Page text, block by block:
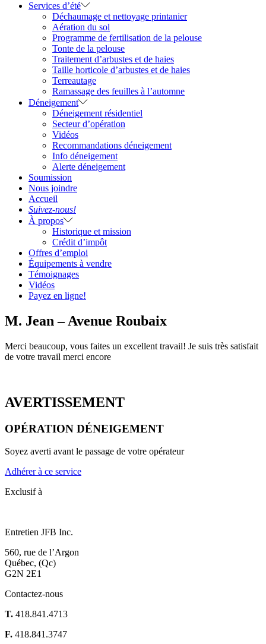
Services d’été
Déchaumage et nettoyage printanier
Aération du sol
Programme de fertilisation de la pelouse
Tonte de la pelouse
Traitement d’arbustes et de haies
Taille horticole d’arbustes et de haies
Terreautage
Ramassage des feuilles à l’automne
Déneigement
Déneigement résidentiel
Secteur d’opération
Vidéos
Recommandations déneigement
Info déneigement
Alerte déneigement
Soumission
Nous joindre
Accueil
Suivez-nous!
À propos
Historique et mission
Crédit d’impôt
Offres d’emploi
Équipements à vendre
Témoignages
Vidéos
Payez en ligne!
M. Jean – Avenue Roubaix
Merci beaucoup, vous faites un excellent travail! Je suis très satisfait
de votre travail merci encore
AVERTISSEMENT
OPÉRATION DÉNEIGEMENT
Soyez averti avant le passage de votre opérateur
Adhérer à ce service
Exclusif à
Entretien JFB Inc.
560, rue de l’Argon
Québec, (Qc)
G2N 2E1
Contactez-nous
T. 418.841.4713
F. 418.841.3747